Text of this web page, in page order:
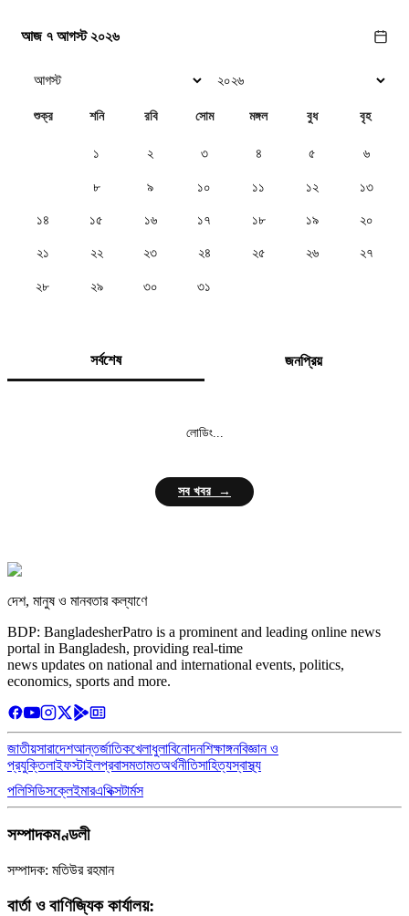
আজ ৭ আগস্ট ২০২৬
শুক্র শনি রবি সোম মঙ্গল বুধ বৃহ
১ ২ ৩ ৪ ৫ ৬
৮ ৯ ১০ ১১ ১২ ১৩
১৪ ১৫ ১৬ ১৭ ১৮ ১৯ ২০
২১ ২২ ২৩ ২৪ ২৫ ২৬ ২৭
২৮ ২৯ ৩০ ৩১
সর্বশেষ জনপ্রিয়
লোডিং...
সব খবর →
দেশ, মানুষ ও মানবতার কল্যাণে
BDP: BangladesherPatro is a prominent and leading online news
portal in Bangladesh, providing real-time
news updates on national and international events, politics,
economics, sports and more.
জাতীয়সারাদেশআন্তর্জাতিকখেলাধুলাবিনোদনশিক্ষাঙ্গনবিজ্ঞান ও
প্রযুক্তিলাইফস্টাইলপ্রবাসমতামতঅর্থনীতিসাহিত্যস্বাস্থ্য
পলিসিডিসক্লেইমারএথিক্সটার্মস
সম্পাদকমণ্ডলী
সম্পাদক: মতিউর রহমান
বার্তা ও বাণিজ্যিক কার্যালয়: